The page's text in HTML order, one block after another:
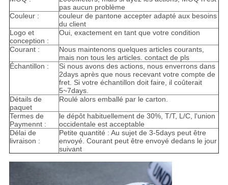
pas aucun problème
Couleur :
couleur de pantone accepter adapté aux besoins
du client
Logo et
conception :
Oui, exactement en tant que votre condition
Courant :
Nous maintenons quelques articles courants,
mais non tous les articles. contact de pls
Échantillon :
Si nous avons des actions, nous enverrons dans
2days après que nous recevant votre compte de
fret. Si votre échantillon doit faire, il coûterait
5~7days.
Détails de
paquet
Roulé alors emballé par le carton.
Termes de
Paymennt :
le dépôt habituellement de 30%, T/T, L/C, l'union
occidentale est acceptable
Délai de
livraison :
Petite quantité : Au sujet de 3-5days peut être
envoyé. Courant peut être envoyé dedans le jour
suivant